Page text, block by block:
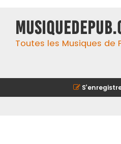
Toutes les Musiques de